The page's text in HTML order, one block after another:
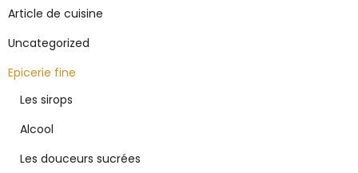
Article de cuisine
Uncategorized
Epicerie fine
Les sirops
Alcool
Les douceurs sucrées